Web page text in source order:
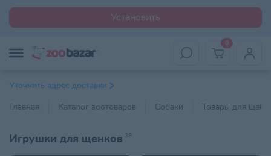
Установить
0
Уточнить адрес доставки
Главная
Каталог зоотоваров Собаки Товары для
Игрушки для щенков 39